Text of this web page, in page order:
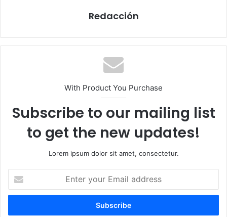
Redacción
With Product You Purchase
Subscribe to our mailing list
to get the new updates!
Lorem ipsum dolor sit amet, consectetur.
t